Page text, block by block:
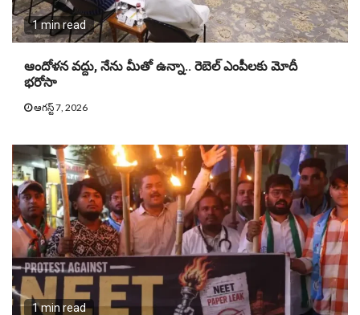
1 min read
ఆందోళన వద్దు, నేను మీతో ఉన్నా.. రెబెల్ ఎంపీలకు మోదీ
భరోసా
ఆగస్ట్ 7, 2026
1 min read